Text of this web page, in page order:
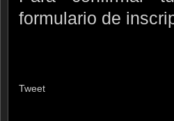
formulario de
Tweet